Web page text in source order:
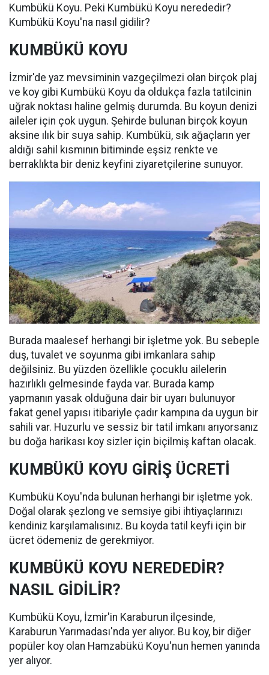
Kumbükü Koyu. Peki Kumbükü Koyu nerededir?
Kumbükü Koyu'na nasıl gidilir?
KUMBÜKÜ KOYU
İzmir'de yaz mevsiminin vazgeçilmezi olan birçok plaj
ve koy gibi Kumbükü Koyu da oldukça fazla tatilcinin
uğrak noktası haline gelmiş durumda. Bu koyun denizi
aileler için çok uygun. Şehirde bulunan birçok koyun
aksine ılık bir suya sahip. Kumbükü, sık ağaçların yer
aldığı sahil kısmının bitiminde eşsiz renkte ve
berraklıkta bir deniz keyfini ziyaretçilerine sunuyor.
Burada maalesef herhangi bir işletme yok. Bu sebeple
duş, tuvalet ve soyunma gibi imkanlara sahip
değilsiniz. Bu yüzden özellikle çocuklu ailelerin
hazırlıklı gelmesinde fayda var. Burada kamp
yapmanın yasak olduğuna dair bir uyarı bulunuyor
fakat genel yapısı itibariyle çadır kampına da uygun bir
sahili var. Huzurlu ve sessiz bir tatil imkanı arıyorsanız
bu doğa harikası koy sizler için biçilmiş kaftan olacak.
KUMBÜKÜ KOYU GİRİŞ ÜCRETİ
Kumbükü Koyu'nda bulunan herhangi bir işletme yok.
Doğal olarak şezlong ve semsiye gibi ihtiyaçlarınızı
kendiniz karşılamalısınız. Bu koyda tatil keyfi için bir
ücret ödemeniz de gerekmiyor.
KUMBÜKÜ KOYU NEREDEDİR?
NASIL GİDİLİR?
Kumbükü Koyu, İzmir'in Karaburun ilçesinde,
Karaburun Yarımadası'nda yer alıyor. Bu koy, bir diğer
popüler koy olan Hamzabükü Koyu'nun hemen yanında
yer alıyor.